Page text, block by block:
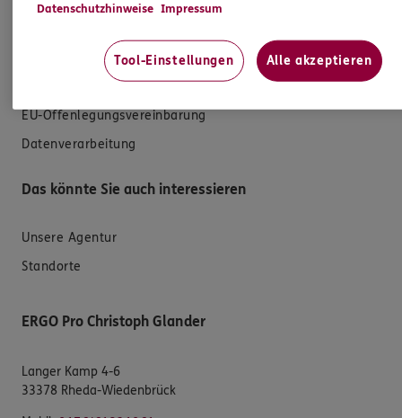
Schaden melden
Erstkontaktinformationen
EU-Offenlegungsvereinbarung
Datenverarbeitung
Das könnte Sie auch interessieren
Unsere Agentur
Standorte
ERGO Pro Christoph Glander
Langer Kamp 4-6
33378 Rheda-Wiedenbrück
Datenschutzhinweise Impressum
Tool-Einstellungen Alle akzeptieren